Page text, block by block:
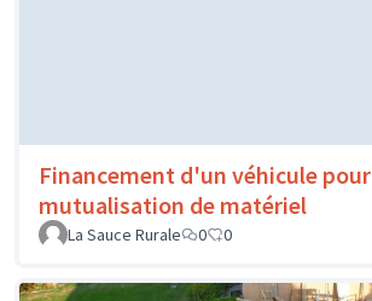
Financement d'un véhicule pour
mutualisation de matériel
La Sauce Rurale
0 0